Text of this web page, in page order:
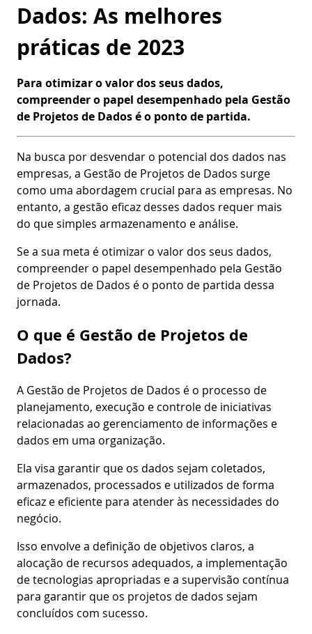
Dados: As melhores
práticas de 2023
Para otimizar o valor dos seus dados,
compreender o papel desempenhado pela Gestão
de Projetos de Dados é o ponto de partida.
Na busca por desvendar o potencial dos dados nas
empresas, a Gestão de Projetos de Dados surge
como uma abordagem crucial para as empresas. No
entanto, a gestão eficaz desses dados requer mais
do que simples armazenamento e análise.
Se a sua meta é otimizar o valor dos seus dados,
compreender o papel desempenhado pela Gestão
de Projetos de Dados é o ponto de partida dessa
jornada.
O que é Gestão de Projetos de
Dados?
A Gestão de Projetos de Dados é o processo de
planejamento, execução e controle de iniciativas
relacionadas ao gerenciamento de informações e
dados em uma organização.
Ela visa garantir que os dados sejam coletados,
armazenados, processados e utilizados de forma
eficaz e eficiente para atender às necessidades do
negócio.
Isso envolve a definição de objetivos claros, a
alocação de recursos adequados, a implementação
de tecnologias apropriadas e a supervisão contínua
para garantir que os projetos de dados sejam
concluídos com sucesso.